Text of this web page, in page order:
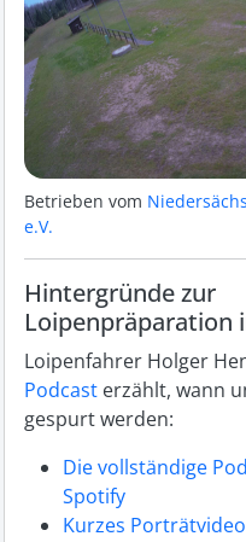
Betrieben vom
e.V.
Hintergründe zur
Loipenpräparation
Loipenfahrer Holger
Podcast erzählt, wann
gespurt werden:
Die vollständige
Spotify
Kurzes